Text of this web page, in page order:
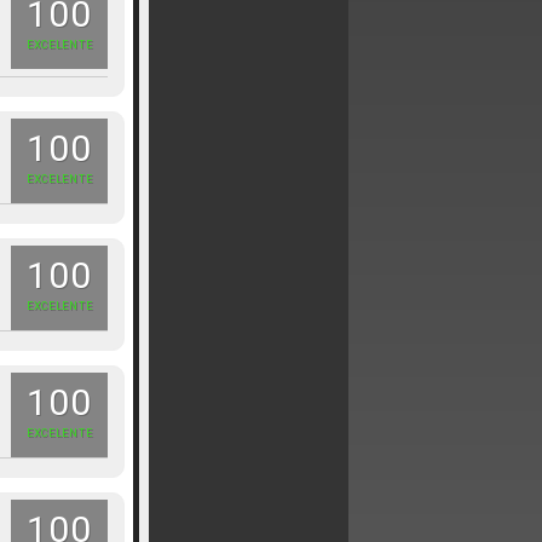
100
EXCELENTE
100
EXCELENTE
100
EXCELENTE
100
EXCELENTE
100